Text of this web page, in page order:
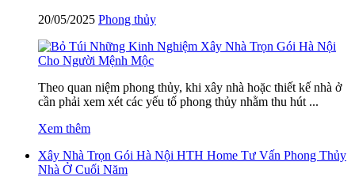
20/05/2025 Phong thủy
Theo quan niệm phong thủy, khi xây nhà hoặc thiết kế nhà ở
cần phải xem xét các yếu tố phong thủy nhằm thu hút ...
Xem thêm
Xây Nhà Trọn Gói Hà Nội HTH Home Tư Vấn Phong Thủy
Nhà Ở Cuối Năm